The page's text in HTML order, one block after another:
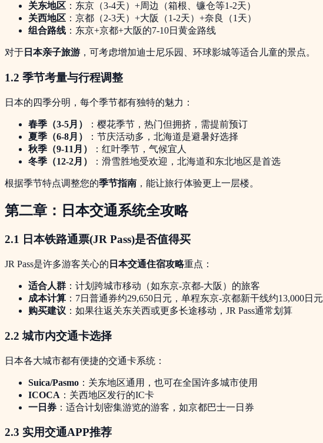
关东地区 ：东京（3-4天）+周边（箱根、镰仓等1-2天）
关西地区 ：京都（2-3天）+大阪（1-2天）+奈良（1天）
组合路线 ：东京+京都+大阪的7-10日黄金路线
对于 日本亲子旅游 ，可考虑增加迪士尼乐园、环球影城等适合儿童的景点。
1.2 季节考量与行程调整
日本的四季分明，每个季节都有独特的魅力：
春季（3-5月）
：樱花季节，热门但拥挤，需提前预订
夏季（6-8月）
：节庆活动多，北海道是避暑好选择
秋季（9-11月）
：红叶季节，气候宜人
冬季（12-2月）
：滑雪胜地受欢迎，北海道和东北地区是首选
根据季节特点调整您的季节指南 ，能让旅行体验更上一层楼。
第二章：日本交通系统全攻略
2.1 日本铁路通票(JR Pass)是否值得买
JR Pass是许多游客关心的 日本交通住宿攻略重点：
适合人群 ：计划跨城市移动（如东京-京都-大阪）的旅客
成本计算 ：7日普通券约29,650日元，单程东京-京都新干线约13,000日元
购买建议 ：如果往返关东关西或更多长途移动，JR Pass通常划算
2.2 城市内交通卡选择
日本各大城市都有便捷的交通卡系统：
Suica/Pasmo ：关东地区通用，也可在全国许多城市使用
ICOCA ：关西地区发行的IC卡
一日券 ：适合计划密集游览的游客，如京都巴士一日券
2.3 实用交通APP推荐